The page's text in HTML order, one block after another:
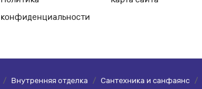
конфиденциальности
/ Внутренняя отделка / Сантехника и санфаянс /